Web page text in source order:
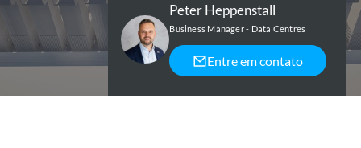
Peter Heppenstall
Business Manager - Data Centres
Entre em contato